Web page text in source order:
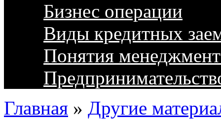
Бизнес операции
Виды кредитных
Понятия
Главная » Другие